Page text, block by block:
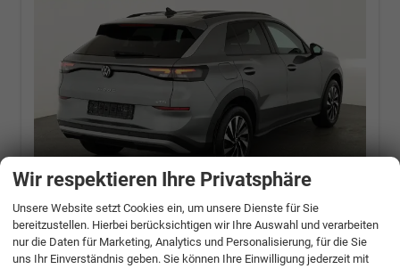
Volkswagen T-Roc1.5 eTSI 110 kW Life DSG
Life, neues Modell, LED, Kamera, Side, Winter,
17-Zoll
Wir respektieren Ihre Privatsphäre
Unsere Website setzt Cookies ein, um unsere Dienste für Sie
bereitzustellen. Hierbei berücksichtigen wir Ihre Auswahl und verarbeiten
nur die Daten für Marketing, Analytics und Personalisierung, für die Sie
uns Ihr Einverständnis geben. Sie können Ihre Einwilligung jederzeit mit